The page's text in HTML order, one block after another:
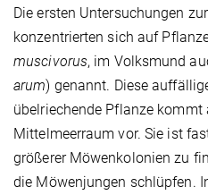
Die ersten Untersuchungen
konzentrierten sich auf
muscivorus, im Volksmund
arum) genannt. Diese
übelriechende Pflanze
Mittelmeerraum vor. Sie ist
größerer Möwenkolonien zu
die Möwenjungen schlüpfen.